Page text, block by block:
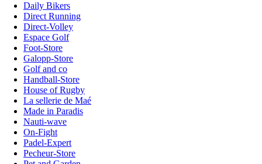
Daily Bikers
Direct Running
Direct-Volley
Espace Golf
Foot-Store
Galopp-Store
Golf and co
Handball-Store
House of Rugby
La sellerie de Maé
Made in Paradis
Nauti-wave
On-Fight
Padel-Expert
Pecheur-Store